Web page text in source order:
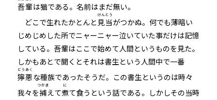
吾輩は猫である。名前はまだ無い。
どこで生れたかとんと見当
けんとう
がつかぬ。何でも薄暗い
じめじめした所でニャーニャー泣いていた事だけは記憶
している。吾輩はここで始めて人間というものを見た。
しかもあとで聞くとそれは書生という人間中で一番
獰悪
どうあく
な種族であったそうだ。この書生というのは時々
我々を捕
つかま
えて煮
に
て食うという話である。しかしその当時